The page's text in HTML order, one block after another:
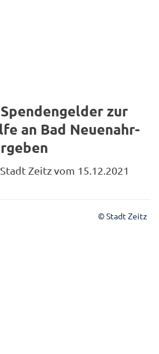
zur
an Bad Neuenahr-
Zeitz vom 15.12.2021
© Stadt Zeitz